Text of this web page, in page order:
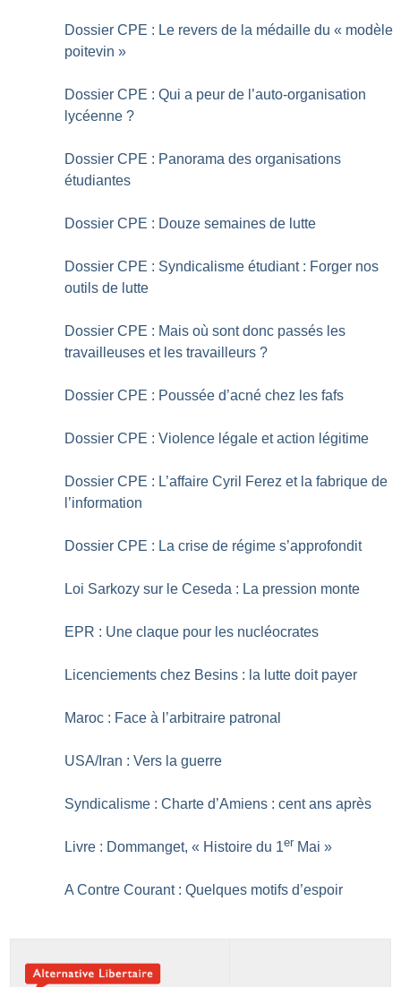
Dossier CPE : Le revers de la médaille du « modèle
poitevin »
Dossier CPE : Qui a peur de l’auto-organisation
lycéenne ?
Dossier CPE : Panorama des organisations
étudiantes
Dossier CPE : Douze semaines de lutte
Dossier CPE : Syndicalisme étudiant : Forger nos
outils de lutte
Dossier CPE : Mais où sont donc passés les
travailleuses et les travailleurs ?
Dossier CPE : Poussée d’acné chez les fafs
Dossier CPE : Violence légale et action légitime
Dossier CPE : L’affaire Cyril Ferez et la fabrique de
l’information
Dossier CPE : La crise de régime s’approfondit
Loi Sarkozy sur le Ceseda : La pression monte
EPR : Une claque pour les nucléocrates
Licenciements chez Besins : la lutte doit payer
Maroc : Face à l’arbitraire patronal
USA/Iran : Vers la guerre
Syndicalisme : Charte d’Amiens : cent ans après
Livre : Dommanget, « Histoire du 1er Mai »
A Contre Courant : Quelques motifs d’espoir